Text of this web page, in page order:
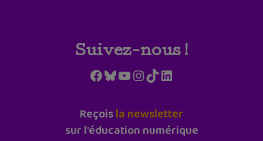
Suivez-nous !
Facebook
Bluesky
YouTube
Instagram
TikTokLinkedIn
Reçoisla newsletter
sur l'éducation numérique